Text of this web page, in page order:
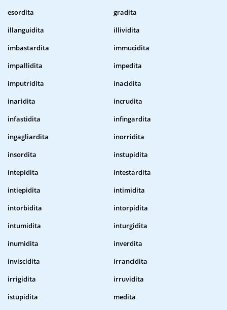
esordita
gradita
illanguidita
illividita
imbastardita
immucidita
impallidita
impedita
imputridita
inacidita
inaridita
incrudita
infastidita
infingardita
ingagliardita
inorridita
insordita
instupidita
intepidita
intestardita
intiepidita
intimidita
intorbidita
intorpidita
intumidita
inturgidita
inumidita
inverdita
inviscidita
irrancidita
irrigidita
irruvidita
istupidita
medita